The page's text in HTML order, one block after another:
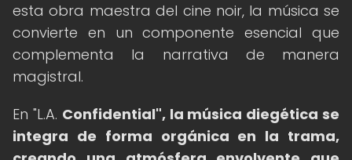
esta obra maestra del cine noir, la música se
convierte en un componente esencial que
complementa la narrativa de manera
magistral.
En "L.A. Confidential", la música diegética se
integra de forma orgánica en la trama,